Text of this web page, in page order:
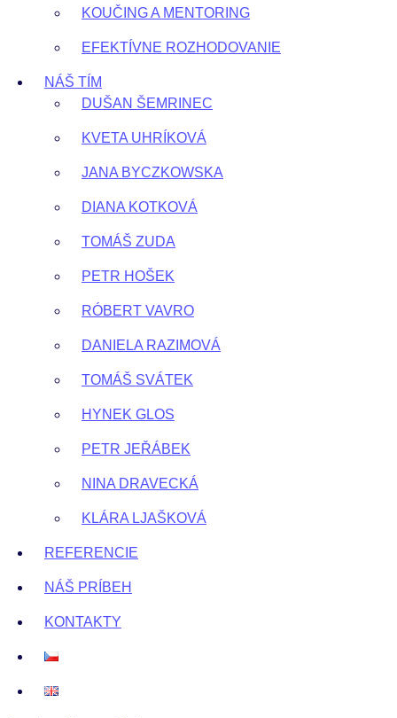
KOUČING A MENTORING
EFEKTÍVNE ROZHODOVANIE
NÁŠ TÍM
DUŠAN ŠEMRINEC
KVETA UHRÍKOVÁ
JANA BYCZKOWSKA
DIANA KOTKOVÁ
TOMÁŠ ZUDA
PETR HOŠEK
RÓBERT VAVRO
DANIELA RAZIMOVÁ
TOMÁŠ SVÁTEK
HYNEK GLOS
PETR JEŘÁBEK
NINA DRAVECKÁ
KLÁRA LJAŠKOVÁ
REFERENCIE
NÁŠ PRÍBEH
KONTAKTY